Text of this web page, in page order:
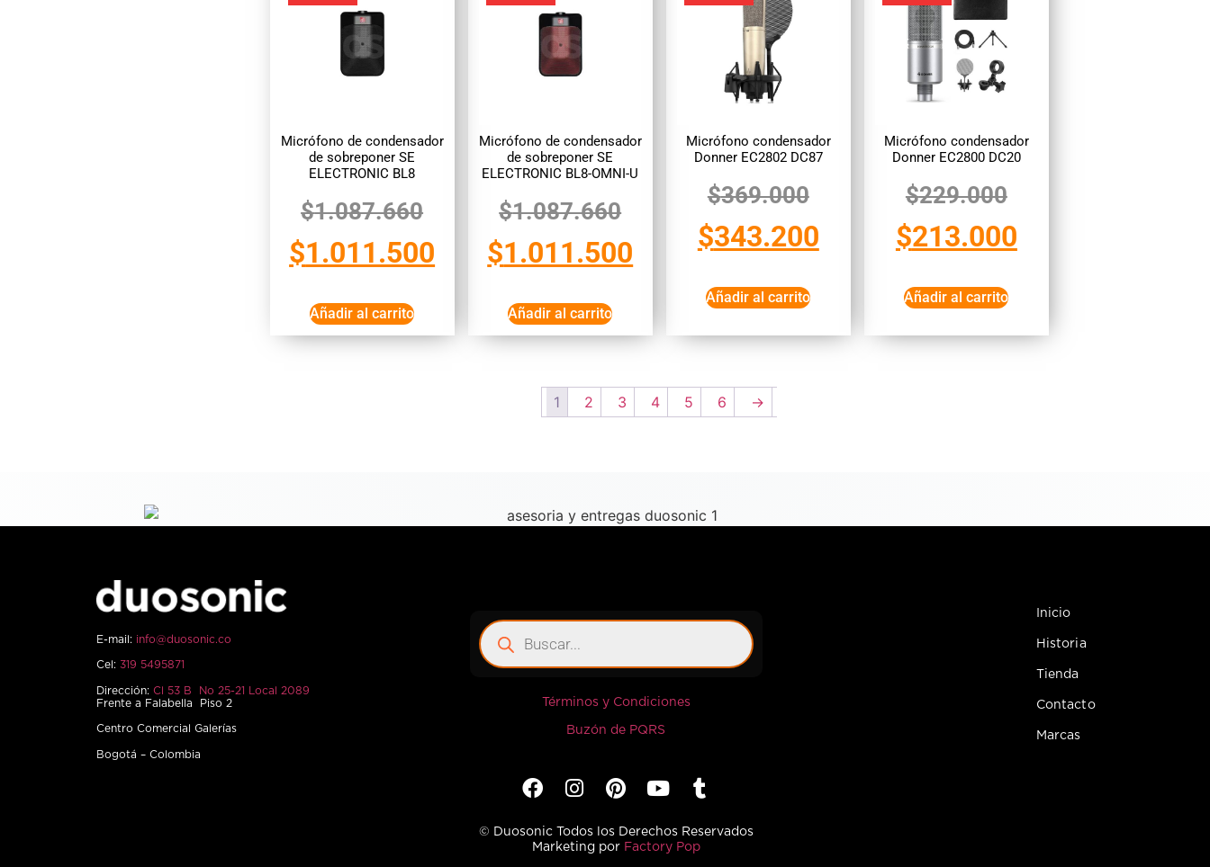
Micrófono de condensador
de sobreponer SE
ELECTRONIC BL8
$1.087.660
$1.011.500
Añadir al carrito
Micrófono de condensador
de sobreponer SE
ELECTRONIC BL8-OMNI-U
$1.087.660
$1.011.500
Añadir al carrito
Micrófono condensador
Donner EC2802 DC87
$369.000
$343.200
Añadir al carrito
Micrófono condensador
Donner EC2800 DC20
$229.000
$213.000
Añadir al carrito
1 2 3 4 5 6 →
E-mail: info@duosonic.co
Cel: 319 5495871
Dirección: Cl 53 B No 25-21 Local 2089
Frente a Falabella Piso 2
Centro Comercial Galerías
Bogotá – Colombia
Términos y Condiciones
Buzón de PQRS
© Duosonic Todos los Derechos Reservados
Marketing por Factory Pop
Inicio
Historia
Tienda
Contacto
Marcas